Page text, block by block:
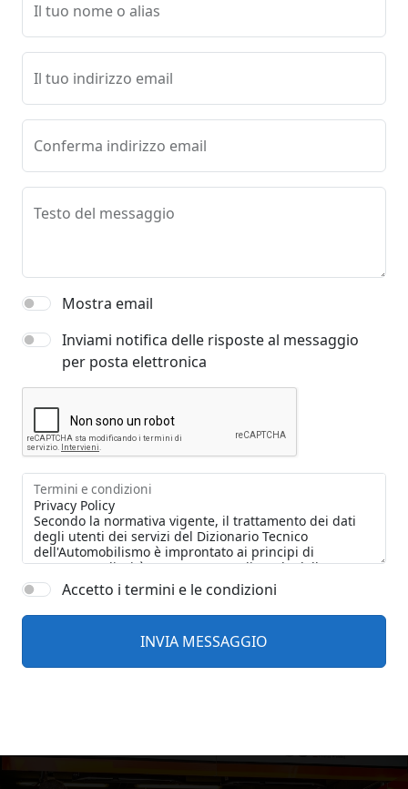
Il tuo nome o alias
Il tuo indirizzo email
Conferma indirizzo email
Testo del messaggio
Mostra email
Inviami notifica delle risposte al messaggio
per posta elettronica
Termini e condizioni
Accetto i termini e le condizioni